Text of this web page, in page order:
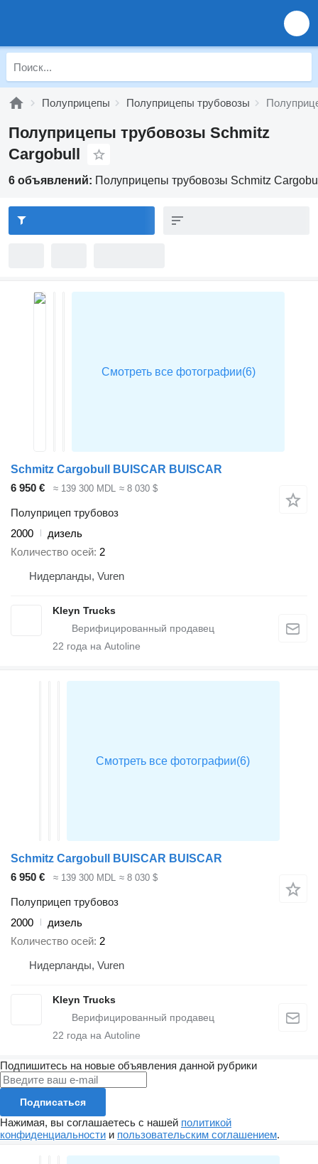
Полуприцепы Полуприцепы трубовозы
Полуприцепы трубовозы Schmitz
Cargobull
6 объявлений: Полуприцепы трубовозы Schmitz
Schmitz Cargobull BUISCAR BUISCAR
6 950 €
≈ 139 300 MDL ≈ 8 030 $
Полуприцеп трубовоз
2000
дизель
Количество осей 2
Нидерланды, Vuren
Kleyn Trucks
22 года на Autoline
Schmitz Cargobull BUISCAR BUISCAR
6 950 €
≈ 139 300 MDL ≈ 8 030 $
Полуприцеп трубовоз
2000
дизель
Количество осей 2
Нидерланды, Vuren
Kleyn Trucks
22 года на Autoline
Подпишитесь на новые объявления данной рубрики
Подписаться
Нажимая, вы соглашаетесь с нашей политикой
конфиденциальности и пользовательским соглашением.